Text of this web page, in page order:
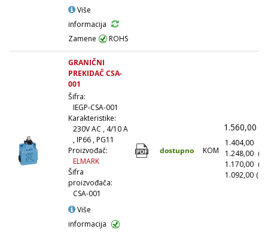
Više
informacija
Zamene
ROHS
GRANIČNI
PREKIDAČ CSA-
001
Šifra:
IEGP-CSA-001
Karakteristike:
230V AC , 4/10 A
, IP66 , PG11
Proizvođač:
ELMARK
Šifra
proizvođača:
CSA-001
Više
informacija
dostupno KOM
1.560,00
1.404,00
1.248,00
1.170,00
1.092,00